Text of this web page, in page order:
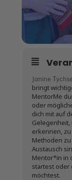
Janine
bringt
MentorMe
oder
dich mit auf
erkennen,
Methoden
Austausch
Mentor*in in
startest oder
möchtest.